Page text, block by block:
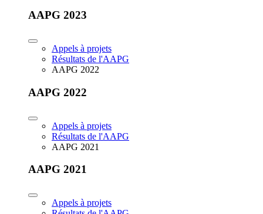
AAPG 2023
Appels à projets
Résultats de l'AAPG
AAPG 2022
AAPG 2022
Appels à projets
Résultats de l'AAPG
AAPG 2021
AAPG 2021
Appels à projets